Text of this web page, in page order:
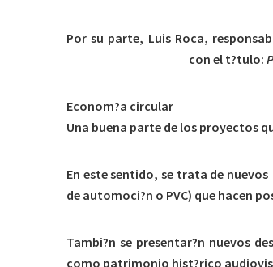
Por su parte, Luis Roca,
con el t?tulo:
Econom?a circular
Una buena parte de los proyectos
En este sentido, se trata de nuevos
de automoci?n o PVC) que hacen
Tambi?n se presentar?n nuevos
como patrimonio hist?rico